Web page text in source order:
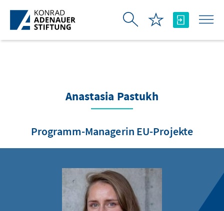
Zum Hauptinhalt springen
Anastasia Pastukh
Programm-Managerin EU-Projekte